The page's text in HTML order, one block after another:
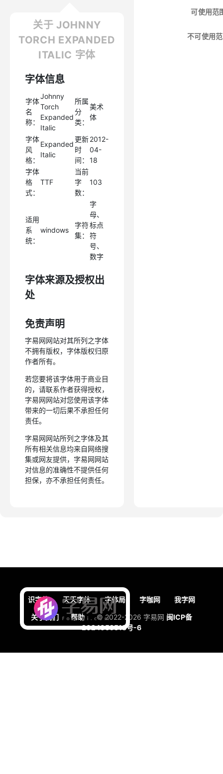
关于 JOHNNY
TORCH EXPANDED
ITALIC 字体
字体信息
字体
名
称：
Johnny
Torch
Expanded
Italic
所属
分
类：
美术
体
字体
风
格：
Expanded
Italic
更新
时
间：
2012-
04-
18
字体
格
式：
TTF
当前
字
数：
103
适用
系
统：
windows
字符
集：
字
母、
标点
符
号、
数字
字体来源及授权出
处
免责声明
字易网网站对其所列之字体
不拥有版权，字体版权归原
作者所有。
若您要将该字体用于商业目
的，请联系作者获得授权，
字易网网站对您使用该字体
带来的一切后果不承担任何
责任。
字易网网站所列之字体及其
所有相关信息均来自网络搜
集或网友提供，字易网网站
对信息的准确性不提供任何
担保，亦不承担任何责任。
可使用范
不可使用
识字体 天天字体 字体局 字咖网 我字网
关于我们 帮助 © 2022-2026 字易网 闽ICP备
2024059518号-6